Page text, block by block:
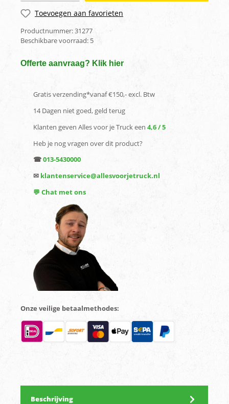
Toevoegen aan favorieten
Productnummer:31277
Beschikbare voorraad: 5
Offerte aanvraag? Klik hier
Gratis verzending*vanaf €150,- excl. Btw
14 Dagen niet goed, geld terug
Klanten geven Alles voor je Truck een 4,6 / 5
Heb je nog vragen over dit product?
☎013-5430000
✉ klantenservice@allesvoorjetruck.nl
💬 Chat met ons
Onze veilige betaalmethodes:
Beschrijving